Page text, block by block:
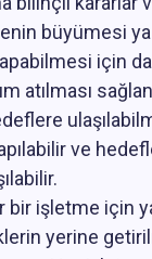
büyümesi
için
atılması
ve
bir işletme için
yerine